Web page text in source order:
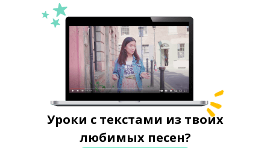
Уроки с текстами из твоих
любимых песен?